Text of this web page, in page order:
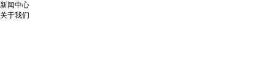
新闻中心
关于我们